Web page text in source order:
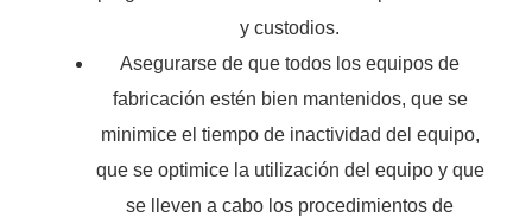
y custodios.
Asegurarse de que todos los equipos de
fabricación estén bien mantenidos, que se
minimice el tiempo de inactividad del equipo,
que se optimice la utilización del equipo y que
se lleven a cabo los procedimientos de